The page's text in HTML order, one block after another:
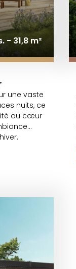
- 31,8 m²
une vaste
nuits, ce
au cœur